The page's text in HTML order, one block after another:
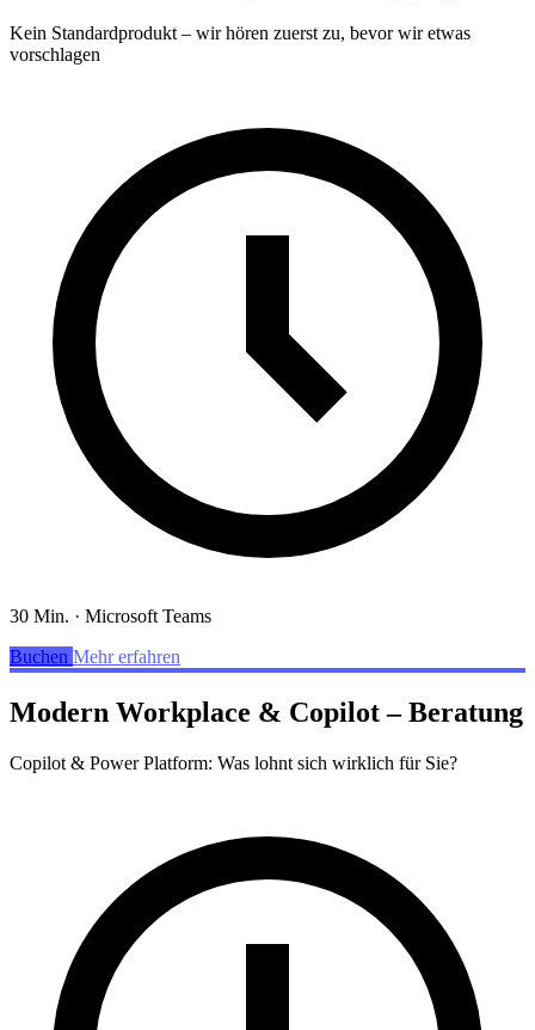
Kein Standardprodukt – wir hören zuerst zu, bevor wir etwas
vorschlagen
30 Min. · Microsoft Teams
Buchen Mehr erfahren
Modern Workplace & Copilot – Beratung
Copilot & Power Platform: Was lohnt sich wirklich für Sie?